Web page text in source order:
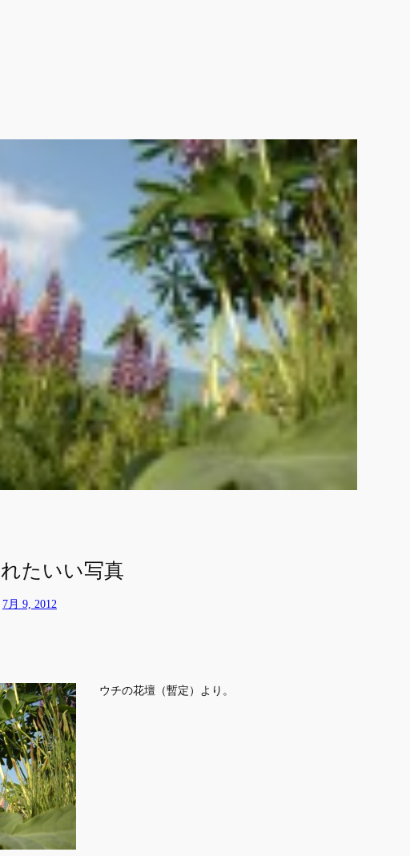
たいい写真
7月 9, 2012
ウチの花壇（暫定）より。